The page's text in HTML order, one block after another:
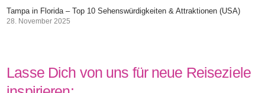
Tampa in Florida – Top 10 Sehenswürdigkeiten & Attraktionen (USA)
28. November 2025
Lasse Dich von uns für neue Reiseziele